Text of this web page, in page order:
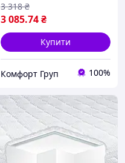
3 085.74₴
3 318 ₴
Купити
Комфорт Груп 100%